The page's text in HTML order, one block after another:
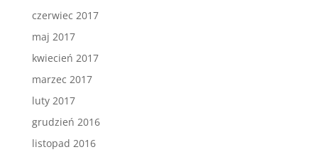
czerwiec 2017
maj 2017
kwiecień 2017
marzec 2017
luty 2017
grudzień 2016
listopad 2016